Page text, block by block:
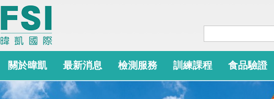
關於暐凱 最新消息 檢測服務 訓練課程 食品驗證